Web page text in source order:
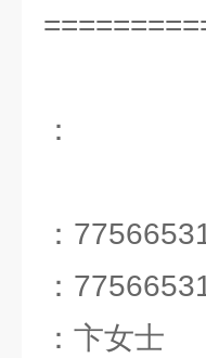
：
：
：
：卞女士